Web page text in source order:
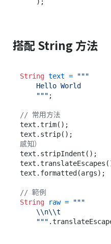
搭配 String 方法
String text =
"""
    """
;
// 常用方法
text.trim();
text.strip();
感知）
text.stripIndent();
text.formatted(args);
// 範例
String
raw =
"""
    """